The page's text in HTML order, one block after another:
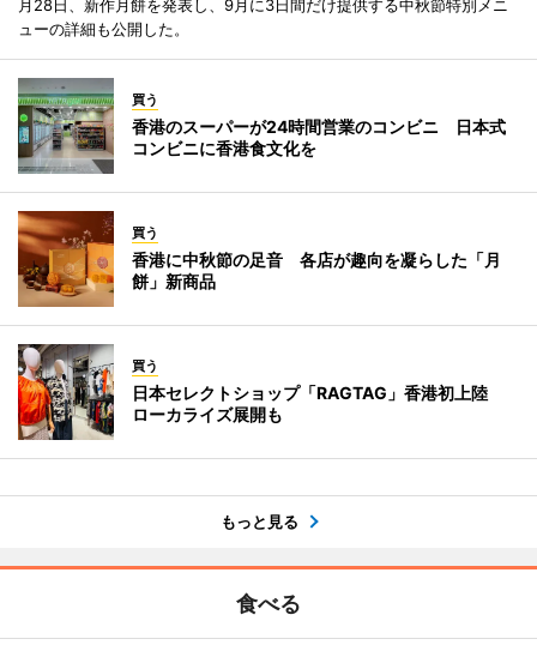
月28日、新作月餅を発表し、9月に3日間だけ提供する中秋節特別メニ
ューの詳細も公開した。
買う
香港のスーパーが24時間営業のコンビニ 日本式
コンビニに香港食文化を
買う
香港に中秋節の足音 各店が趣向を凝らした「月
餅」新商品
買う
日本セレクトショップ「RAGTAG」香港初上陸
ローカライズ展開も
もっと見る
食べる